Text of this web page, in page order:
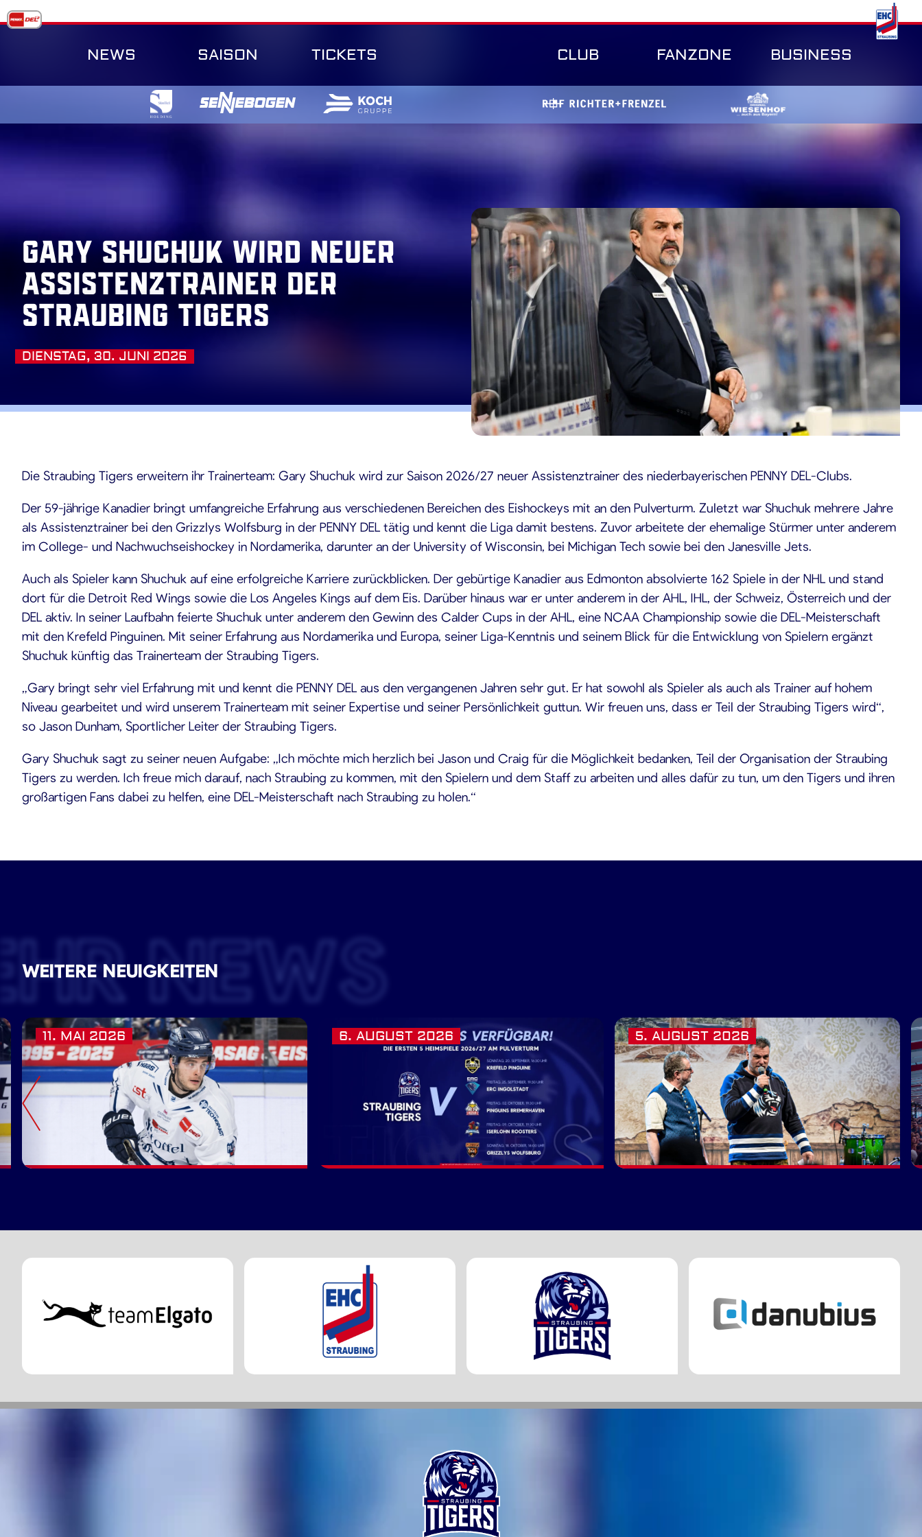
Skip
to
NEWS SAISON TICKETS CLUB FANZONE BUSINESS
Gary Shuchuk wird neuer
Assistenztrainer der
Straubing Tigers
DIENSTAG, 30. JUNI 2026
Die Straubing Tigers erweitern ihr Trainerteam: Gary Shuchuk wird zur Saison 2026/27 neuer Assistenztrainer des niederbayerischen PENNY DEL-Clubs.
Der 59-jährige Kanadier bringt umfangreiche Erfahrung aus verschiedenen Bereichen des Eishockeys mit an den Pulverturm. Zuletzt war Shuchuk mehrere Jahre
als Assistenztrainer bei den Grizzlys Wolfsburg in der PENNY DEL tätig und kennt die Liga damit bestens. Zuvor arbeitete der ehemalige Stürmer unter anderem
im College- und Nachwuchseishockey in Nordamerika, darunter an der University of Wisconsin, bei Michigan Tech sowie bei den Janesville Jets.
Auch als Spieler kann Shuchuk auf eine erfolgreiche Karriere zurückblicken. Der gebürtige Kanadier aus Edmonton absolvierte 162 Spiele in der NHL und stand
dort für die Detroit Red Wings sowie die Los Angeles Kings auf dem Eis. Darüber hinaus war er unter anderem in der AHL, IHL, der Schweiz, Österreich und der
DEL aktiv. In seiner Laufbahn feierte Shuchuk unter anderem den Gewinn des Calder Cups in der AHL, eine NCAA Championship sowie die DEL-Meisterschaft
mit den Krefeld Pinguinen. Mit seiner Erfahrung aus Nordamerika und Europa, seiner Liga-Kenntnis und seinem Blick für die Entwicklung von Spielern ergänzt
Shuchuk künftig das Trainerteam der Straubing Tigers.
„Gary bringt sehr viel Erfahrung mit und kennt die PENNY DEL aus den vergangenen Jahren sehr gut. Er hat sowohl als Spieler als auch als Trainer auf hohem
Niveau gearbeitet und wird unserem Trainerteam mit seiner Expertise und seiner Persönlichkeit guttun. Wir freuen uns, dass er Teil der Straubing Tigers wird“,
so Jason Dunham, Sportlicher Leiter der Straubing Tigers.
Gary Shuchuk sagt zu seiner neuen Aufgabe: „Ich möchte mich herzlich bei Jason und Craig für die Möglichkeit bedanken, Teil der Organisation der Straubing
Tigers zu werden. Ich freue mich darauf, nach Straubing zu kommen, mit den Spielern und dem Staff zu arbeiten und alles dafür zu tun, um den Tigers und ihren
großartigen Fans dabei zu helfen, eine DEL-Meisterschaft nach Straubing zu holen.“
WEITERE NEUIGKEITENNEWS
6. AUGUST 2026 5. AUGUST 2026
11. MAI 2026